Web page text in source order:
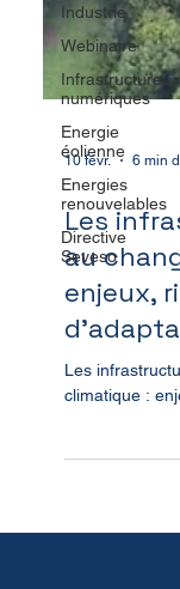
Industrie
Webinaire
Infrastructures
numériques
Energie
éolienne
Energies
renouvelables
Directive
Seveso
10 févr. 6 min
Les
au
enjeux,
Les